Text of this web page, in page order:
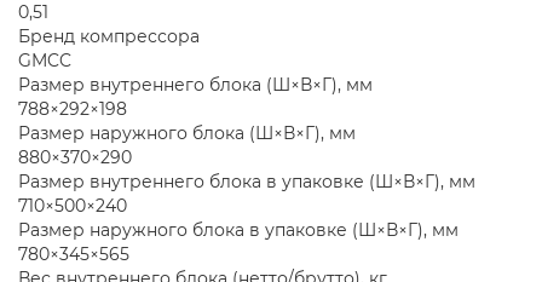
0,51
Бренд компрессора
GMCC
Размер внутреннего блока (Ш×В×Г), мм
788×292×198
Размер наружного блока (Ш×В×Г), мм
880×370×290
Размер внутреннего блока в упаковке (Ш×В×Г), мм
710×500×240
Размер наружного блока в упаковке (Ш×В×Г), мм
780×345×565